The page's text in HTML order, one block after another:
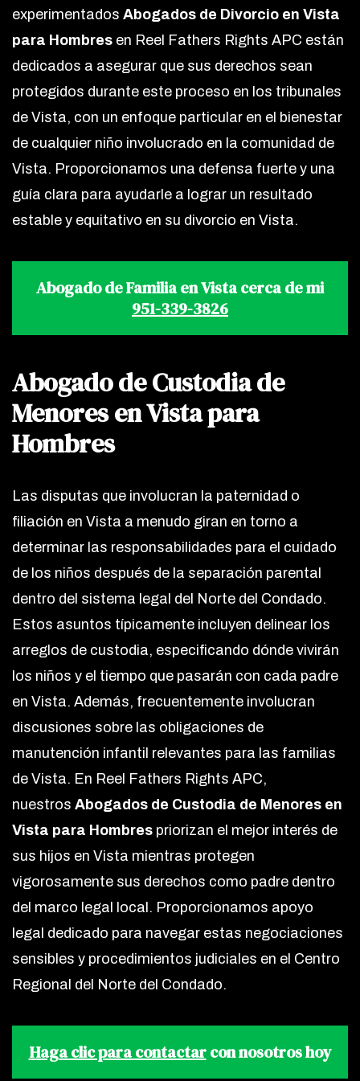
experimentados Abogados de Divorcio en Vista
para Hombres en Reel Fathers Rights APC están
dedicados a asegurar que sus derechos sean
protegidos durante este proceso en los tribunales
de Vista, con un enfoque particular en el bienestar
de cualquier niño involucrado en la comunidad de
Vista. Proporcionamos una defensa fuerte y una
guía clara para ayudarle a lograr un resultado
estable y equitativo en su divorcio en Vista.
Abogado de Familia en Vista cerca de mi
951-339-3826
Abogado de Custodia de
Menores en Vista para
Hombres
Las disputas que involucran la paternidad o
filiación en Vista a menudo giran en torno a
determinar las responsabilidades para el cuidado
de los niños después de la separación parental
dentro del sistema legal del Norte del Condado.
Estos asuntos típicamente incluyen delinear los
arreglos de custodia, especificando dónde vivirán
los niños y el tiempo que pasarán con cada padre
en Vista. Además, frecuentemente involucran
discusiones sobre las obligaciones de
manutención infantil relevantes para las familias
de Vista. En Reel Fathers Rights APC,
nuestros Abogados de Custodia de Menores en
Vista para Hombres priorizan el mejor interés de
sus hijos en Vista mientras protegen
vigorosamente sus derechos como padre dentro
del marco legal local. Proporcionamos apoyo
legal dedicado para navegar estas negociaciones
sensibles y procedimientos judiciales en el Centro
Regional del Norte del Condado.
Haga clic para contactarcon nosotros hoy